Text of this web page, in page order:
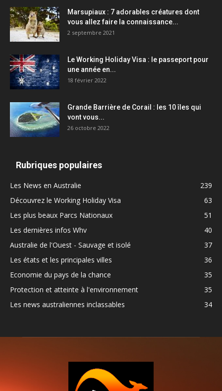
Marsupiaux : 7 adorables créatures dont
vous allez faire la connaissance...
2 septembre 2021
Le Working Holiday Visa : le passeport pour
une année en...
18 février 2022
Grande Barrière de Corail : les 10 îles qui
vont vous...
26 octobre 2022
Rubriques populaires
Les News en Australie
239
Découvrez le Working Holiday Visa
63
Les plus beaux Parcs Nationaux
51
Les dernières infos Whv
40
Australie de l'Ouest - Sauvage et isolé
37
Les états et les principales villes
36
Economie du pays de la chance
35
Protection et atteinte à l'environnement
35
Les news australiennes inclassables
34